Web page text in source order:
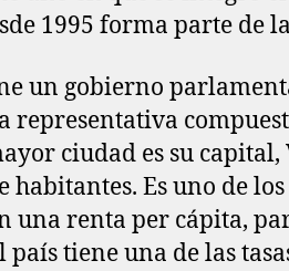
1995 forma parte de
un gobierno
representativa
ciudad es su capital,
habitantes. Es uno de
una renta per cápita,
país tiene una de las